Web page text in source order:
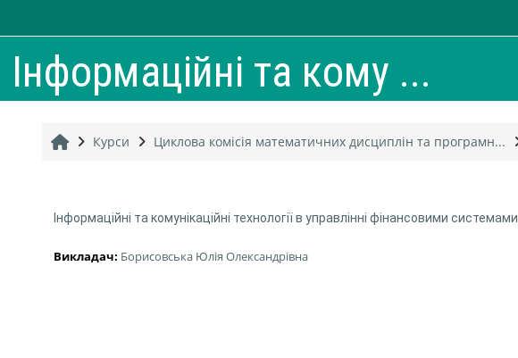
Інформаційні та кому ...
Головна
Курси Циклова комісія математичних дисциплін та програмн...
Інформаційні та комунікаційні технології в управлінні фінансовими системами
Викладач: Борисовська Юлія Олександрівна